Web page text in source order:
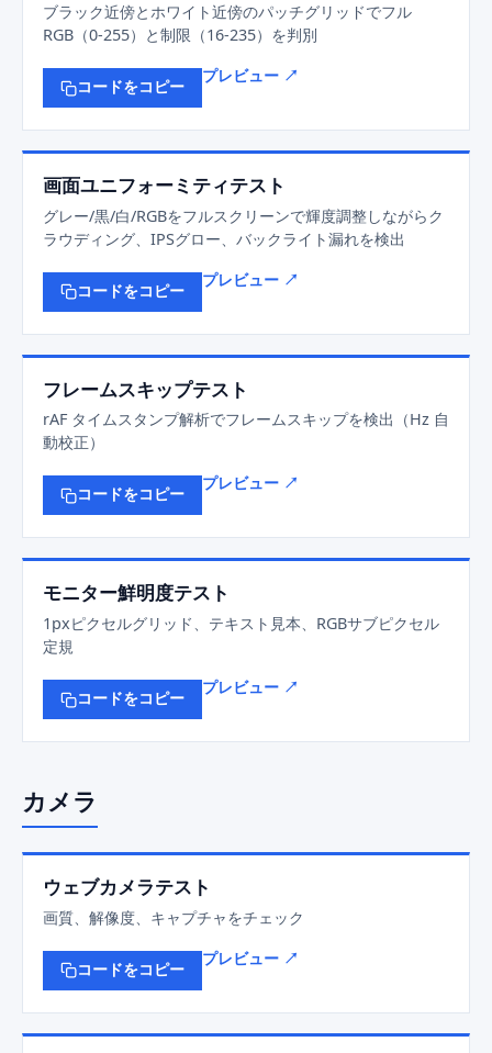
ブラック近傍とホワイト近傍のパッチグリッドでフル
RGB（0-255）と制限（16-235）を判別
コードをコピー
プレビュー ↗
画面ユニフォーミティテスト
グレー/黒/白/RGBをフルスクリーンで輝度調整しながらク
ラウディング、IPSグロー、バックライト漏れを検出
コードをコピー
プレビュー ↗
フレームスキップテスト
rAF タイムスタンプ解析でフレームスキップを検出（Hz 自
動校正）
コードをコピー
プレビュー ↗
モニター鮮明度テスト
1pxピクセルグリッド、テキスト見本、RGBサブピクセル
定規
コードをコピー
プレビュー ↗
カメラ
ウェブカメラテスト
画質、解像度、キャプチャをチェック
コードをコピー
プレビュー ↗